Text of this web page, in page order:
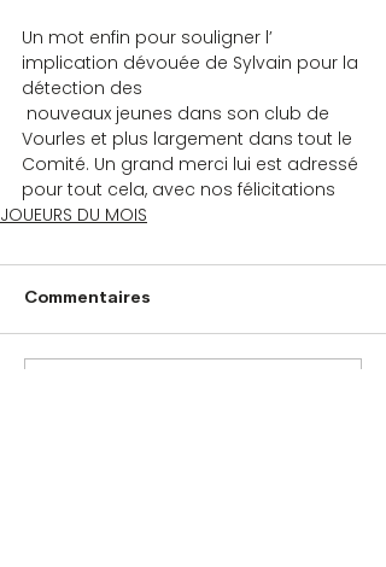
Un mot enfin pour souligner l’
implication dévouée de Sylvain pour la
détection des
Vourles et plus largement dans tout le
Comité. Un grand merci lui est adressé
pour tout cela, avec nos félicitations
JOUEURS DU MOIS
Commentaires